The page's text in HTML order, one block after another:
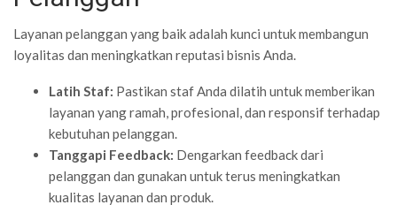
Layanan pelanggan yang baik adalah kunci untuk membangun
loyalitas dan meningkatkan reputasi bisnis Anda.
Latih Staf: Pastikan staf Anda dilatih untuk memberikan
layanan yang ramah, profesional, dan responsif terhadap
kebutuhan pelanggan.
Tanggapi Feedback: Dengarkan feedback dari
pelanggan dan gunakan untuk terus meningkatkan
kualitas layanan dan produk.